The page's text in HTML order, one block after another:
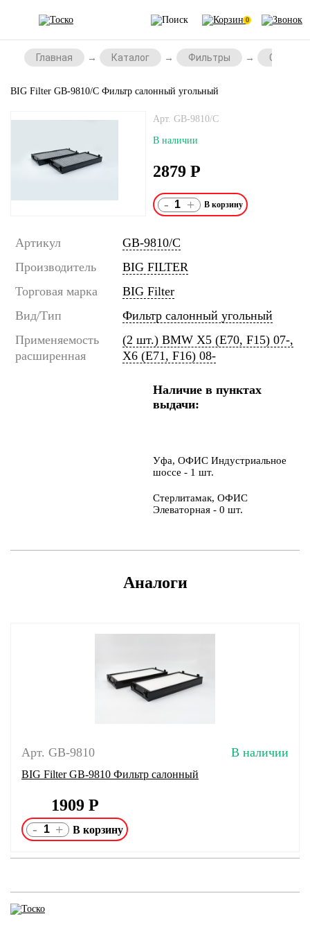
0
Главная Каталог Фильтры
BIG Filter GB-9810/C Фильтр салонный угольный
Арт. GB-9810/C
В наличии
2879 Р
- +
Артикул
GB-9810/C
Производитель
BIG FILTER
Торговая марка
BIG Filter
Вид/Тип
Фильтр салонный угольный
Применяемость
расширенная
(2 шт.) BMW X5 (E70, F15) 07-,
X6 (E71, F16) 08-
Наличие в пунктах
выдачи:
Уфа, ОФИС Индустриальное
шоссе - 1 шт.
Стерлитамак, ОФИС
Элеваторная - 0 шт.
Аналоги
Арт. GB-9810 В наличии
BIG Filter GB-9810 Фильтр салонный
1909 Р
- +